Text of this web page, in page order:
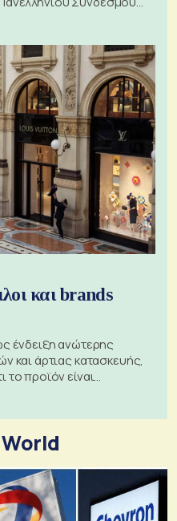
και brands
ένδειξη ανώτερης
και άρτιας κατασκευής,
το προϊόν είναι